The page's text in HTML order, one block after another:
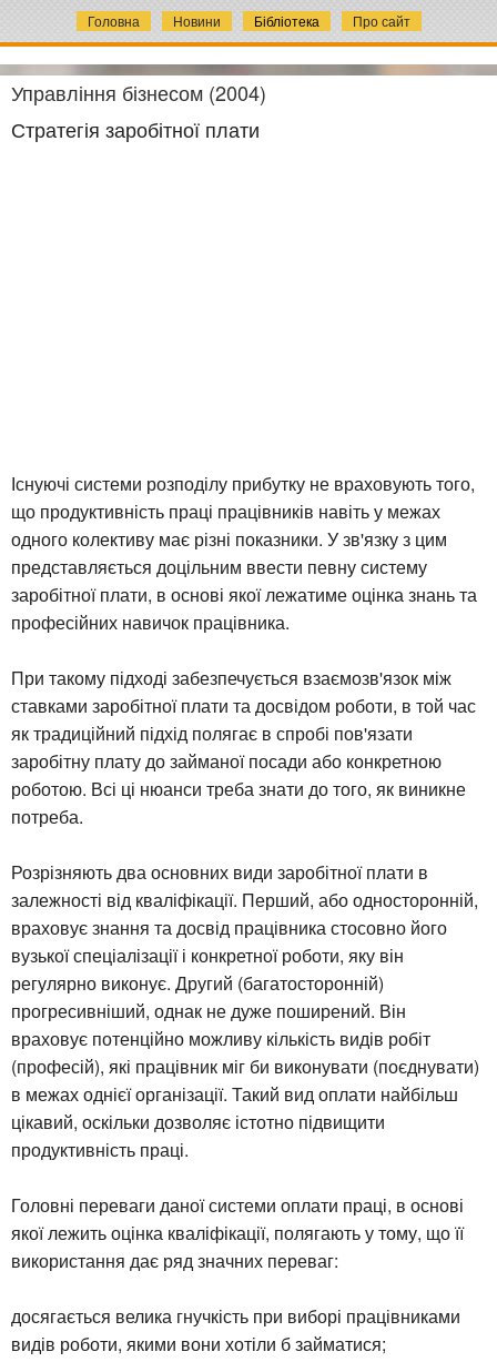
Головна Новини Бібліотека Про сайт
Управління бізнесом (2004)
Стратегія заробітної плати
Існуючі системи розподілу прибутку не враховують того,
що продуктивність праці працівників навіть у межах
одного колективу має різні показники. У зв'язку з цим
представляється доцільним ввести певну систему
заробітної плати, в основі якої лежатиме оцінка знань та
професійних навичок працівника.
При такому підході забезпечується взаємозв'язок між
ставками заробітної плати та досвідом роботи, в той час
як традиційний підхід полягає в спробі пов'язати
заробітну плату до займаної посади або конкретною
роботою. Всі ці нюанси треба знати до того, як виникне
потреба.
Розрізняють два основних види заробітної плати в
залежності від кваліфікації. Перший, або односторонній,
враховує знання та досвід працівника стосовно його
вузької спеціалізації і конкретної роботи, яку він
регулярно виконує. Другий (багатосторонній)
прогресивніший, однак не дуже поширений. Він
враховує потенційно можливу кількість видів робіт
(професій), які працівник міг би виконувати (поєднувати)
в межах однієї організації. Такий вид оплати найбільш
цікавий, оскільки дозволяє істотно підвищити
продуктивність праці.
Головні переваги даної системи оплати праці, в основі
якої лежить оцінка кваліфікації, полягають у тому, що її
використання дає ряд значних переваг:
досягається велика гнучкість при виборі працівниками
видів роботи, якими вони хотіли б займатися;